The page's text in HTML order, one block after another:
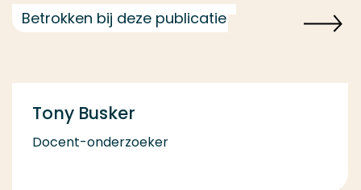
Betrokken bij deze publicatie
Tony Busker
Docent-onderzoeker